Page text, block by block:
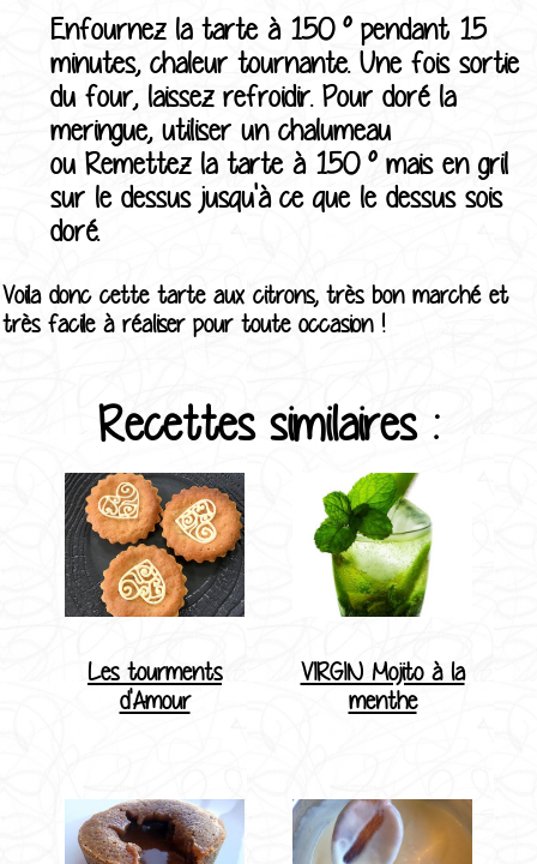
Enfournez la tarte à 150 ° pendant 15
minutes, chaleur tournante. Une fois sortie
du four, laissez refroidir. Pour doré la
meringue, utiliser un chalumeau
ou Remettez la tarte à 150 ° mais en gril
sur le dessus jusqu'à ce que le dessus sois
doré.
Voila donc cette tarte aux citrons, très bon marché et
très facile à réaliser pour toute occasion !
Recettes similaires :
Les tourments
d'Amour
VIRGIN Mojito à la
menthe